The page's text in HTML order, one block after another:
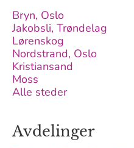
Bryn, Oslo
Jakobsli, Trøndelag
Lørenskog
Nordstrand, Oslo
Kristiansand
Moss
Alle steder
Avdelinger